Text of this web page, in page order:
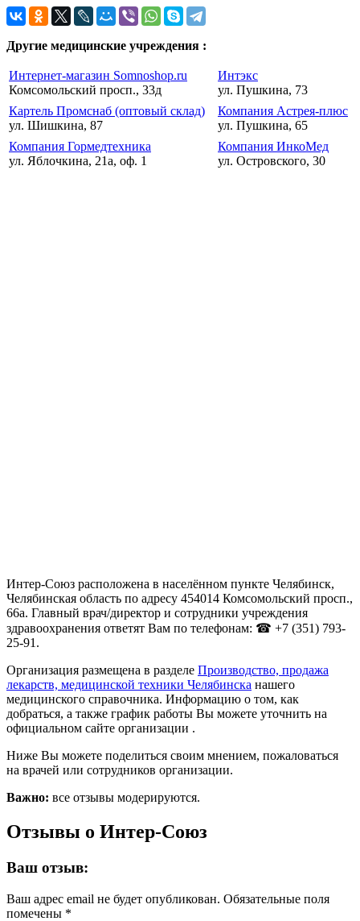
Другие медицинские учреждения :
Интернет-магазин Somnoshop.ru
Комсомольский просп., 33д
Интэкс
ул. Пушкина, 73
Картель Промснаб (оптовый склад)
ул. Шишкина, 87
Компания Астрея-плюс
ул. Пушкина, 65
Компания Гормедтехника
ул. Яблочкина, 21а, оф. 1
Компания ИнкоМед
ул. Островского, 30
Интер-Союз расположена в населённом пункте Челябинск,
Челябинская область по адресу 454014 Комсомольский просп.,
66а. Главный врач/директор и сотрудники учреждения
здравоохранения ответят Вам по телефонам: ☎ +7 (351) 793-
25-91.
Организация размещена в разделе Производство, продажа
лекарств, медицинской техники Челябинска нашего
медицинского справочника. Информацию о том, как
добраться, а также график работы Вы можете уточнить на
официальном сайте организации .
Ниже Вы можете поделиться своим мнением, пожаловаться
на врачей или сотрудников организации.
Важно: все отзывы модерируются.
Отзывы о Интер-Союз
Ваш отзыв:
Ваш адрес email не будет опубликован. Обязательные поля
помечены *